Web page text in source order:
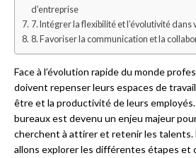
d’entreprise
7. Intégrer la flexibilité et l’évolutivité
8. Favoriser la communication et la
Face à l’évolution rapide du monde
doivent repenser leurs espaces de
être et la productivité de leurs employés.
bureaux est devenu un enjeu majeur
cherchent à attirer et retenir les talents.
allons explorer les différentes étapes et